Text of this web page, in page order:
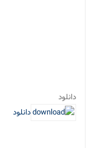
دانلود
دانلود